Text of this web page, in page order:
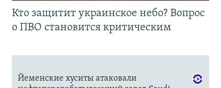
Кто защитит украинское небо? Вопрос
о ПВО становится критическим